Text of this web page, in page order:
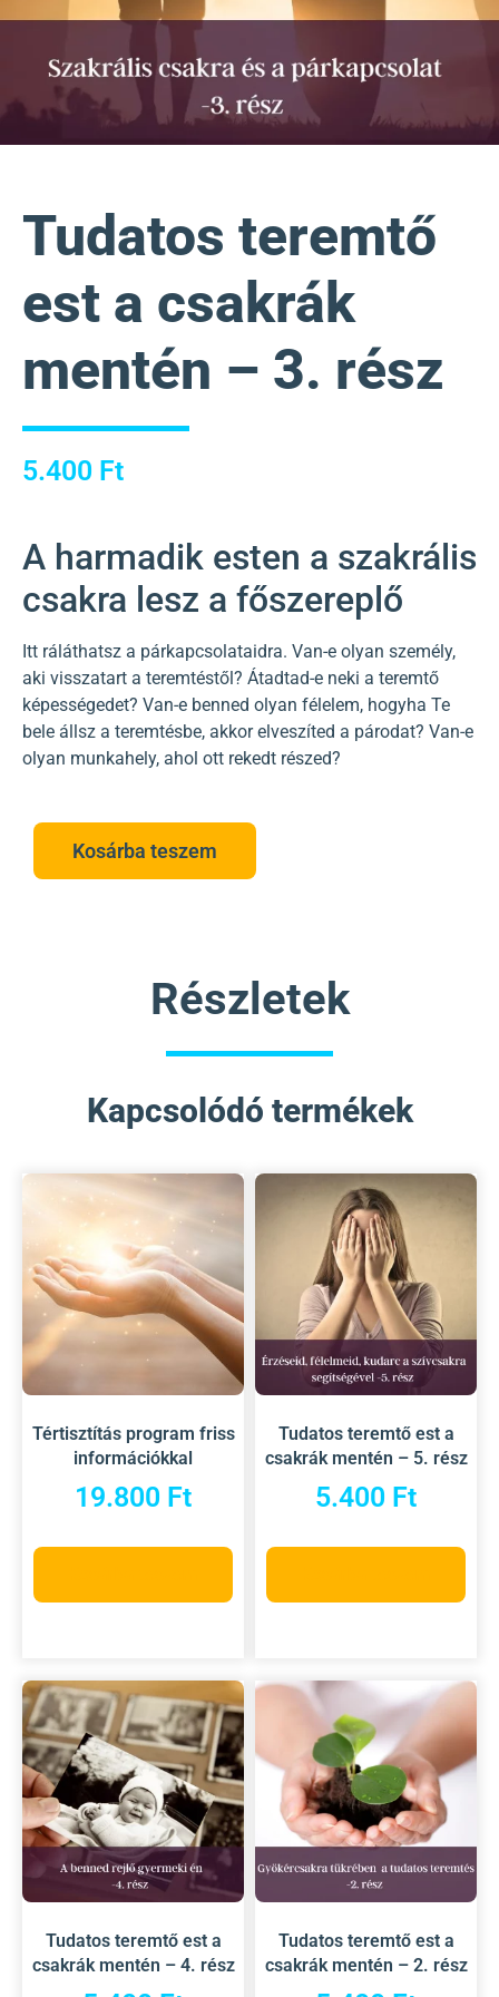
Tudatos teremtő
est a csakrák
mentén – 3. rész
5.400 Ft
A harmadik esten a szakrális
csakra lesz a főszereplő
Itt ráláthatsz a párkapcsolataidra. Van-e olyan személy,
aki visszatart a teremtéstől? Átadtad-e neki a teremtő
képességedet? Van-e benned olyan félelem, hogyha Te
bele állsz a teremtésbe, akkor elveszíted a párodat? Van-e
olyan munkahely, ahol ott rekedt részed?
Kosárba teszem
Részletek
Kapcsolódó termékek
Tértisztítás program friss
információkkal
19.800 Ft
Tudatos teremtő est a
csakrák mentén – 5. rész
5.400 Ft
Tudatos teremtő est a
csakrák mentén – 4. rész
Tudatos teremtő est a
csakrák mentén – 2. rész